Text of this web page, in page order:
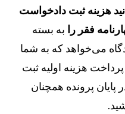
هزینه ثبت دادخواست
فقر رابه بسته
می‌خواهد که به شما
هزینه اولیه ثبت
پرونده همچنان